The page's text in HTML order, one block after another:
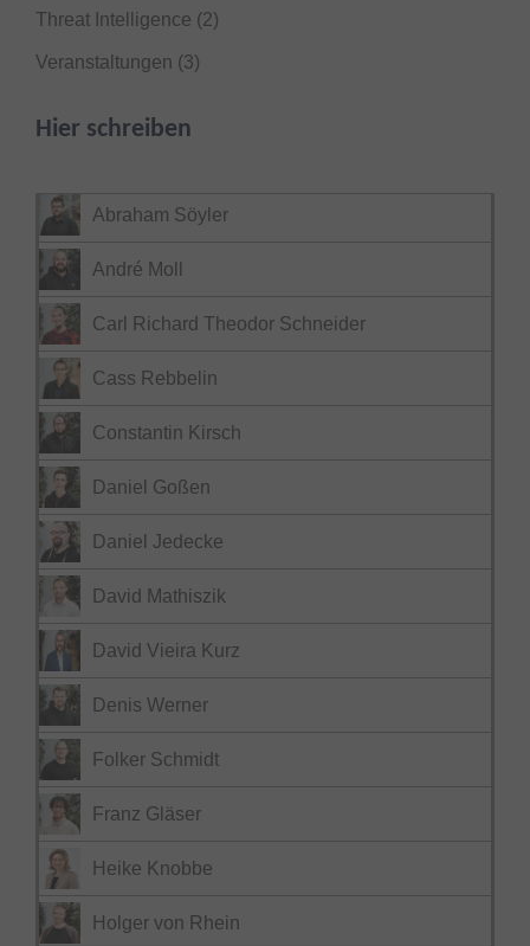
Threat Intelligence (2)
Veranstaltungen (3)
Hier schreiben
Abraham Söyler
André Moll
Carl Richard Theodor Schneider
Cass Rebbelin
Constantin Kirsch
Daniel Goßen
Daniel Jedecke
David Mathiszik
David Vieira Kurz
Denis Werner
Folker Schmidt
Franz Gläser
Heike Knobbe
Holger von Rhein